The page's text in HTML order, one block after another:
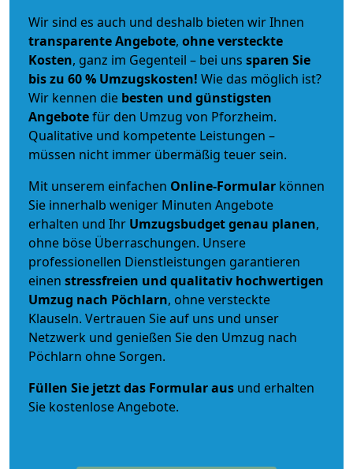
Wir sind es auch und deshalb bieten wir Ihnen
transparente Angebote, ohne versteckte
Kosten, ganz im Gegenteil – bei uns sparen Sie
bis zu 60 % Umzugskosten! Wie das möglich ist?
Wir kennen die besten und günstigsten
Angebotefür den Umzug von Pforzheim.
Qualitative und kompetente Leistungen –
müssen nicht immer übermäßig teuer sein.
Mit unserem einfachen Online-Formular können
Sie innerhalb weniger Minuten Angebote
erhalten und Ihr Umzugsbudgetgenau planen,
ohne böse Überraschungen. Unsere
professionellen Dienstleistungen garantieren
einen stressfreien und qualitativ hochwertigen
Umzug nach Pöchlarn, ohne versteckte
Klauseln. Vertrauen Sie auf uns und unser
Netzwerk und genießen Sie den Umzug nach
Pöchlarn ohne Sorgen.
Füllen Sie jetzt das Formular aus und erhalten
Sie kostenlose Angebote.